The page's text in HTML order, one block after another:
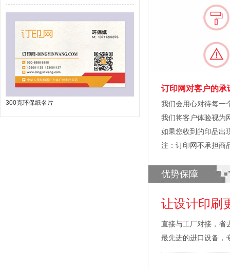
300克环保纸名片
订印网对客户的承
我们会用心对待每一
我们将客户体验视为
如果您收到的印品出
注：订印网不承担商
优势保障
让设计印刷
直接与工厂对接，省
最先进的进口设备，